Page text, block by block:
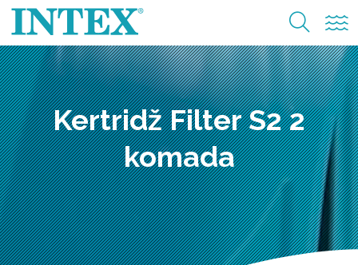
Kertridž Filter S2 2
komada